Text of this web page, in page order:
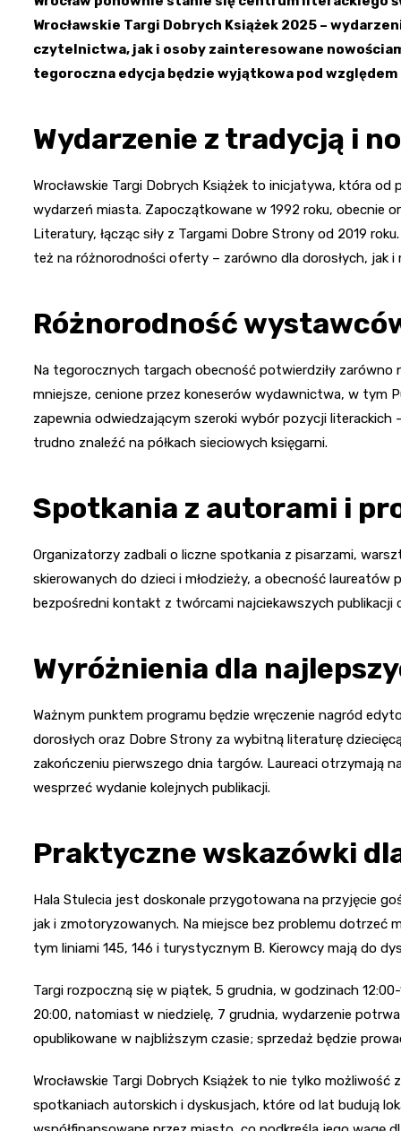
Wrocławskie Targi Dobrych Książek 2025 –
czytelnictwa, jak i osoby zainteresowane
tegoroczna edycja będzie wyjątkowa pod
Wydarzenie z tradycją i
Wrocławskie Targi Dobrych Książek to inicjatywa, która
wydarzeń miasta. Zapoczątkowane w 1992 roku, obecnie
Literatury, łącząc siły z Targami Dobre Strony od 2019
też na różnorodności oferty – zarówno dla dorosłych, jak i
Różnorodność
Na tegorocznych targach obecność potwierdziły zarówno
mniejsze, cenione przez koneserów wydawnictwa, w tym
zapewnia odwiedzającym szeroki wybór pozycji
trudno znaleźć na półkach sieciowych księgarni.
Spotkania z autorami i
Organizatorzy zadbali o liczne spotkania z pisarzami,
skierowanych do dzieci i młodzieży, a obecność
bezpośredni kontakt z twórcami najciekawszych publikacji
Wyróżnienia dla
Ważnym punktem programu będzie wręczenie nagród
dorosłych oraz Dobre Strony za wybitną literaturę
zakończeniu pierwszego dnia targów. Laureaci otrzymają
wesprzeć wydanie kolejnych publikacji.
Praktyczne wskazówki
Hala Stulecia jest doskonale przygotowana na przyjęcie
jak i zmotoryzowanych. Na miejsce bez problemu dotrzeć
tym liniami 145, 146 i turystycznym B. Kierowcy mają do
Targi rozpoczną się w piątek, 5 grudnia, w godzinach
20:00, natomiast w niedzielę, 7 grudnia, wydarzenie
opublikowane w najbliższym czasie; sprzedaż będzie
Wrocławskie Targi Dobrych Książek to nie tylko możliwość
spotkaniach autorskich i dyskusjach, które od lat budują